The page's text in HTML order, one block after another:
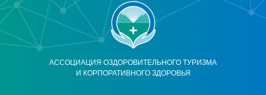
АССОЦИАЦИЯ ОЗДОРОВИТЕЛЬНОГО ТУРИЗМА
И КОРПОРАТИВНОГО ЗДОРОВЬЯ